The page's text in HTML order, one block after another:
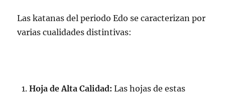
Las katanas del periodo Edo se caracterizan por
varias cualidades distintivas:
Hoja de Alta Calidad: Las hojas de estas